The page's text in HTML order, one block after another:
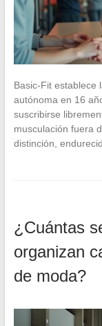
Basic-Fit establece
autónoma en 16
suscribirse
musculación fuera
distinción,
¿Cuántas
organizan
de moda?